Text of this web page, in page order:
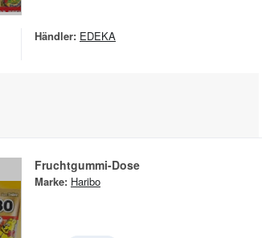
Händler: EDEKA
Fruchtgummi-Dose
Marke: Haribo